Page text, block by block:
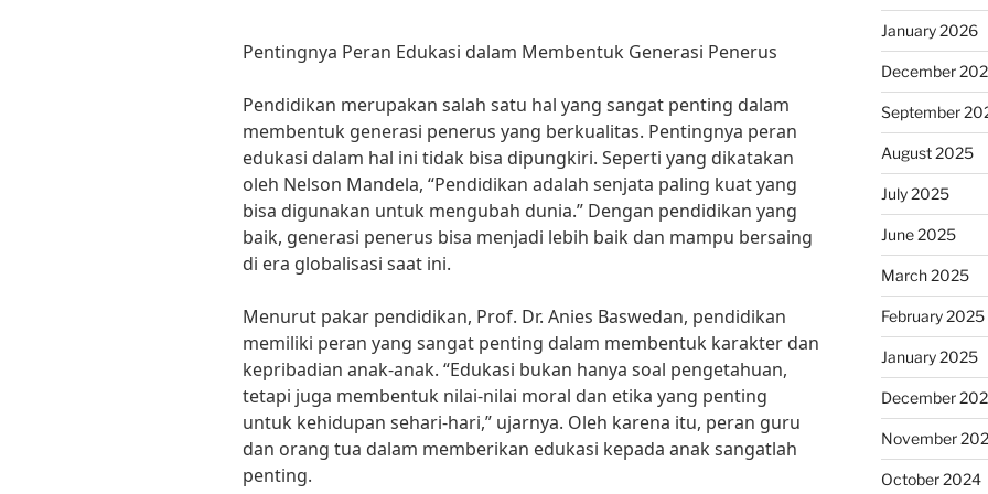
Pentingnya Peran Edukasi dalam Membentuk Generasi Penerus
Pendidikan merupakan salah satu hal yang sangat penting dalam
membentuk generasi penerus yang berkualitas. Pentingnya peran
edukasi dalam hal ini tidak bisa dipungkiri. Seperti yang dikatakan
oleh Nelson Mandela, “Pendidikan adalah senjata paling kuat yang
bisa digunakan untuk mengubah dunia.” Dengan pendidikan yang
baik, generasi penerus bisa menjadi lebih baik dan mampu bersaing
di era globalisasi saat ini.
Menurut pakar pendidikan, Prof. Dr. Anies Baswedan, pendidikan
memiliki peran yang sangat penting dalam membentuk karakter dan
kepribadian anak-anak. “Edukasi bukan hanya soal pengetahuan,
tetapi juga membentuk nilai-nilai moral dan etika yang penting
untuk kehidupan sehari-hari,” ujarnya. Oleh karena itu, peran guru
dan orang tua dalam memberikan edukasi kepada anak sangatlah
penting.
January 2026
December
September
August 2025
July 2025
June 2025
March 2025
February 2025
January 2025
December
November
October 2024